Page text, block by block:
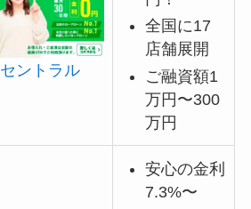
セントラル
全国に17
店舗展開
ご融資額1
万円〜300
万円
安心の金利
7.3%〜